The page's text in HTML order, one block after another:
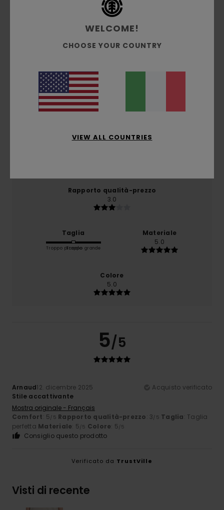
Recensioni dei clienti
5.0
basato su1 recensioni verificatedal dicembre 2025
Rapporto qualità-prezzo
3.0
Taglia
Troppo piccoloTroppo grande
Materiale
5.0
Colore
5.0
5/5
Arnaud12. dicembre 2025
Acquisto verificato
Stile accattivante
Mostra originale - Français
Comfort: 5/5 Rapporto qualità-prezzo: 3/5 Taglia: Taglia
perfetta Materiale: 5/5 Colore: 5/5
Consiglio questo prodotto
Verificato da TrustVille
Visti di recente
WELCOME!
CHOOSE YOUR COUNTRY
VIEW ALL COUNTRIES